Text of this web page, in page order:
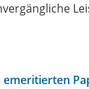
emeritierten